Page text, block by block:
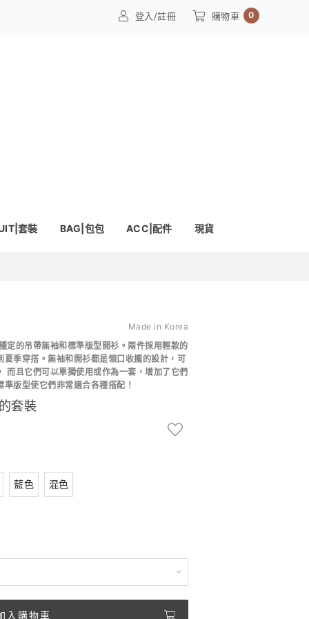
登入/註冊 購物車 0
套裝 BAG|包包 ACC|配件 現貨
Made in Korea
定的吊帶無袖和 標準版型開衫。 兩件採用輕款的
夏季穿搭。無袖和開衫都是領口收攏的設計 ，可
而且它們可以單獨使用或作為一套， 增加了它們
準版型使它們非常適合各種搭配！
套裝
藍色 混色
入購物車